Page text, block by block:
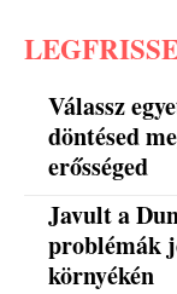
Válassz
döntésed
erősséged
Javult a
problémák
környékén